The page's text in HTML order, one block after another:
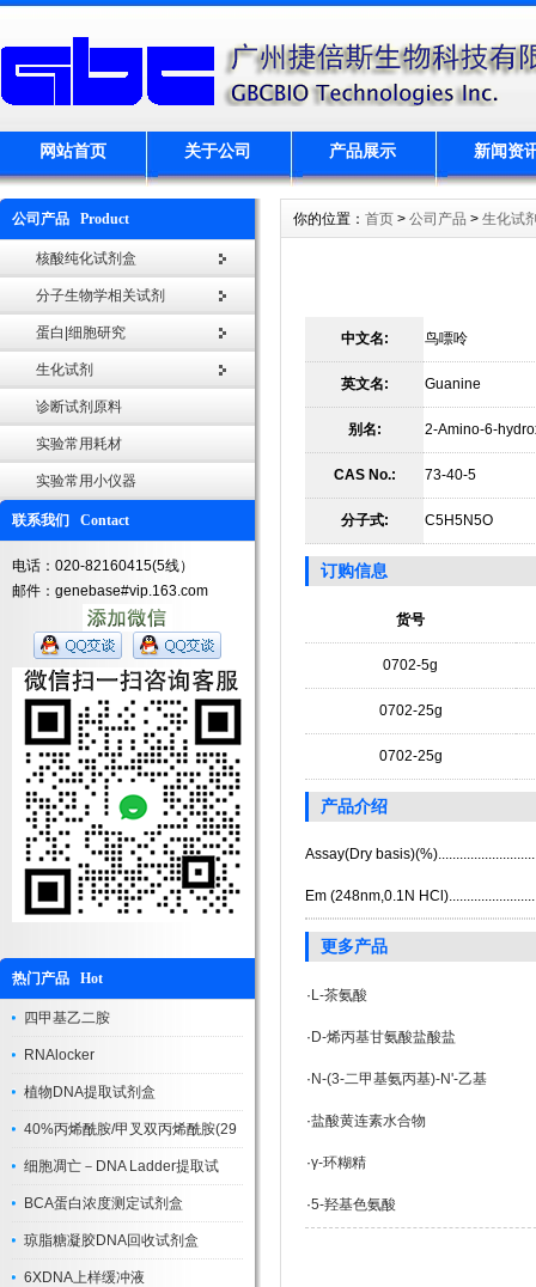
网站首页 关于公司 产品展示 新闻资
公司产品 Product
核酸纯化试剂盒
分子生物学相关试剂
蛋白|细胞研究
生化试剂
诊断试剂原料
实验常用耗材
实验常用小仪器
联系我们 Contact
电话：020-82160415(5线）
邮件：genebase#vip.163.com
热门产品 Hot
四甲基乙二胺
RNAlocker
植物DNA提取试剂盒
40%丙烯酰胺/甲叉双丙烯酰胺(29
细胞凋亡－DNA Ladder提取试
BCA蛋白浓度测定试剂盒
琼脂糖凝胶DNA回收试剂盒
6XDNA上样缓冲液
你的位置： 首页 > 公司产品 > 生化试
中文名: 鸟嘌呤
英文名: Guanine
别名: 2-Amino-6-
CAS No.: 73-40-5
分子式: C5H5N5O
订购信息
货号
0702-5g
0702-25g
0702-25g
产品介绍
Assay(Dry
Em (248nm,0.1N
更多产品
· L-茶氨酸
· D-烯丙基甘氨酸盐酸盐
· N-(3-二甲基氨丙基)-N'-乙基
·盐酸黄连素水合物
·γ-环糊精
·5-羟基色氨酸